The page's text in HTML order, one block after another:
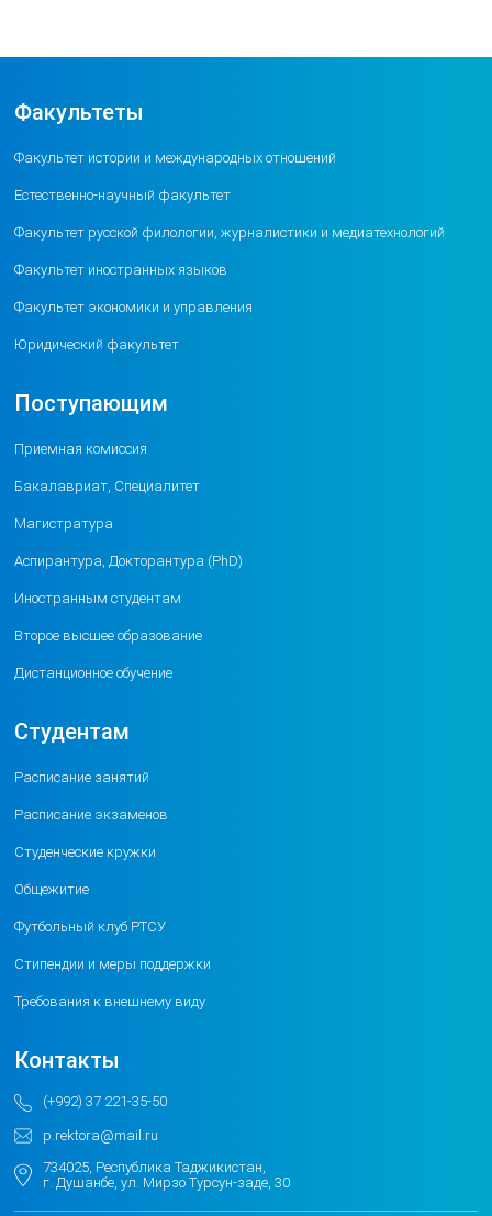
Факультеты
Факультет истории и международных отношений
Естественно-научный факультет
Факультет русской филологии, журналистики и медиатехнологий
Факультет иностранных языков
Факультет экономики и управления
Юридический факультет
Поступающим
Приемная комиссия
Бакалавриат, Специалитет
Магистратура
Аспирантура, Докторантура (PhD)
Иностранным студентам
Второе высшее образование
Дистанционное обучение
Студентам
Расписание занятий
Расписание экзаменов
Студенческие кружки
Общежитие
Футбольный клуб РТСУ
Стипендии и меры поддержки
Требования к внешнему виду
Контакты
(+992) 37 221-35-50
p.rektora@mail.ru
734025, Республика Таджикистан,
г. Душанбе, ул. Мирзо Турсун-заде, 30